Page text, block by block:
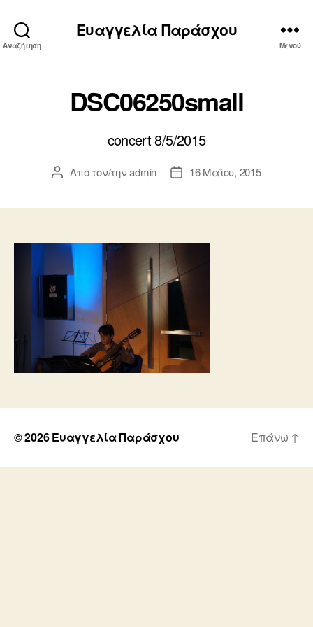
Αναζήτηση
Ευαγγελία Παράσχου
Μενού
DSC06250small
concert 8/5/2015
Συντάκτης
Από τον/τηνadmin
Ημ.16 Μαΐου, 2015
© 2026Ευαγγελία Παράσχου Επάνω ↑